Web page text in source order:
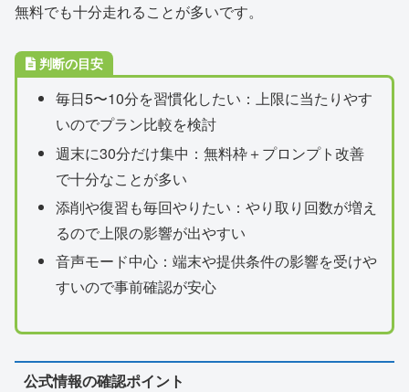
無料でも十分走れることが多いです。
判断の目安
毎日5〜10分を習慣化したい：上限に当たりやす
いのでプラン比較を検討
週末に30分だけ集中：無料枠＋プロンプト改善
で十分なことが多い
添削や復習も毎回やりたい：やり取り回数が増え
るので上限の影響が出やすい
音声モード中心：端末や提供条件の影響を受けや
すいので事前確認が安心
公式情報の確認ポイント